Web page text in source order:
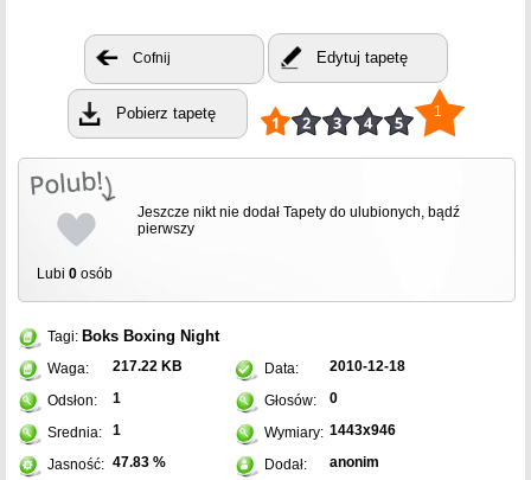
Cofnij Edytuj tapetę
Pobierz tapetę 1
Lubi 0 osób
Jeszcze nikt nie dodał Tapety do ulubionych, bądź
pierwszy
Tagi: Boks Boxing Night
Waga: 217.22 KB Data: 2010-12-18
Odsłon: 1 Głosów: 0
Srednia: 1 Wymiary: 1443x946
Jasność: 47.83 % Dodał: anonim